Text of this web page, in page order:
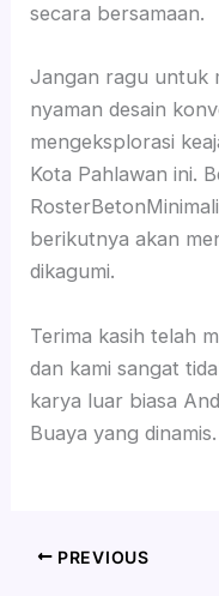
secara bersamaan.
Jangan ragu untuk
nyaman desain
mengeksplorasi
Kota Pahlawan ini.
berikutnya akan
dikagumi.
Terima kasih telah
dan kami sangat
karya luar biasa
Buaya yang dinamis.
PREVIOUS